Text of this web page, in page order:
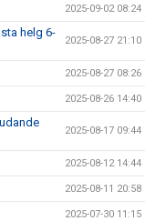
2025-09-02 08:24
helg 6-
2025-08-27 21:10
2025-08-27 08:26
2025-08-26 14:40
2025-08-17 09:44
2025-08-12 14:44
2025-08-11 20:58
2025-07-30 11:15